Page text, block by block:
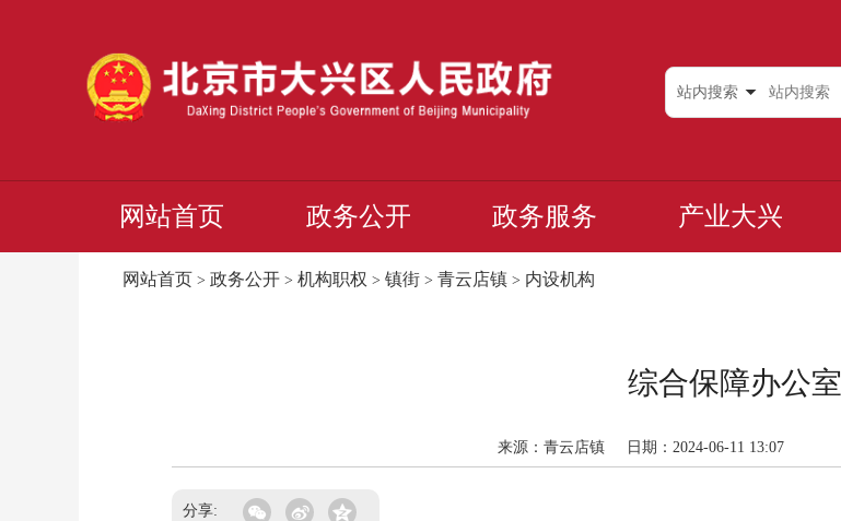
站内搜索
网站首页 政务公开 政务服务 产业大兴
网站首页 > 政务公开 > 机构职权 > 镇街 > 青云店镇 > 内设机构
综合保障办公室
来源：青云店镇 日期：2024-06-11 13:07
分享: